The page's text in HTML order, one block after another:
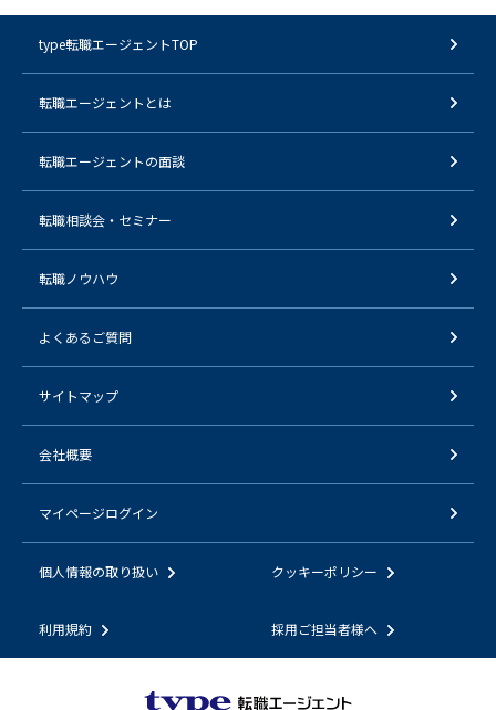
type転職エージェントTOP
転職エージェントとは
転職エージェントの面談
転職相談会・セミナー
転職ノウハウ
よくあるご質問
サイトマップ
会社概要
マイページログイン
個人情報の取り扱い クッキーポリシー
利用規約 採用ご担当者様へ